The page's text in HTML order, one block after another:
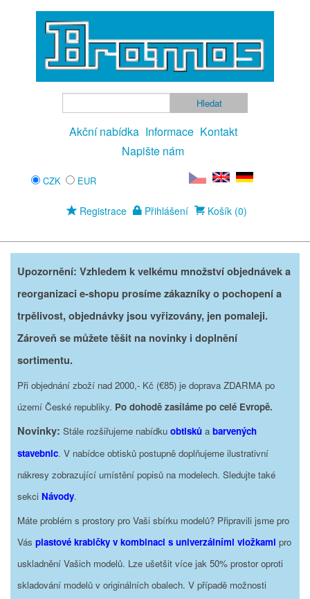
Akční nabídka Informace Kontakt
Napište nám
CZK EUR
Registrace Přihlášení Košík (0)
Upozornění: Vzhledem k velkému množství objednávek a
reorganizaci e-shopu prosíme zákazníky o pochopení a
trpělivost, objednávky jsou vyřizovány, jen pomaleji.
Zároveň se můžete těšit na novinky i doplnění
sortimentu.
Při objednání zboží nad 2000,- Kč (€85) je doprava ZDARMA po
území České republiky. Po dohodě zasíláme po celé Evropě.
Novinky: Stále rozšiřujeme nabídku obtisků a barvených
stavebnic. V nabídce obtisků postupně doplňujeme ilustrativní
nákresy zobrazující umístění popisů na modelech. Sledujte také
sekci Návody.
Máte problém s prostory pro Vaši sbírku modelů? Připravili jsme pro
Vás plastové krabičky v kombinaci s univerzálními vložkami pro
uskladnění Vašich modelů. Lze ušetšit více jak 50% prostor oproti
skladování modelů v originálních obalech. V případě možnosti